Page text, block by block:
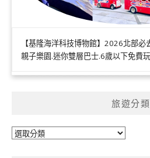
【基隆海洋科技博物館】2026北部
親子樂園.迷你雙層巴士.6歲以下免費
旅遊分類
旅